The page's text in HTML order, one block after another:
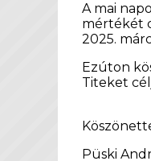
A mai
mértékét
2025.
Ezúton
Titeket
Püski